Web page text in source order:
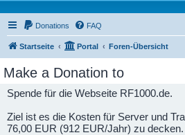
Donations FAQ
Startseite Portal Foren-Übersicht
Make a Donation to
Spende für die Webseite RF1000.de.
Ziel ist es die Kosten für Server und
76,00 EUR (912 EUR/Jahr) zu decken.